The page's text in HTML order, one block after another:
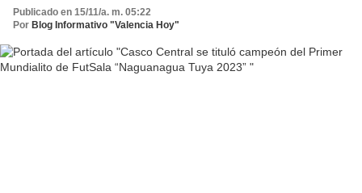
Publicado en 15/11/a. m. 05:22
Por Blog Informativo "Valencia Hoy"